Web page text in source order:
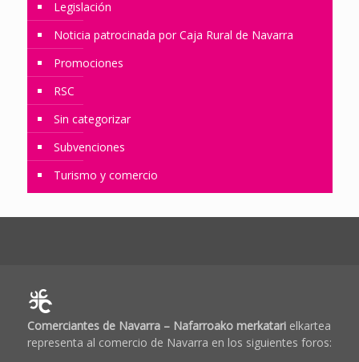
Legislación
Noticia patrocinada por Caja Rural de Navarra
Promociones
RSC
Sin categorizar
Subvenciones
Turismo y comercio
Comerciantes de Navarra – Nafarroako merkatarielkartea
representa al comercio de Navarra en los siguientes foros: